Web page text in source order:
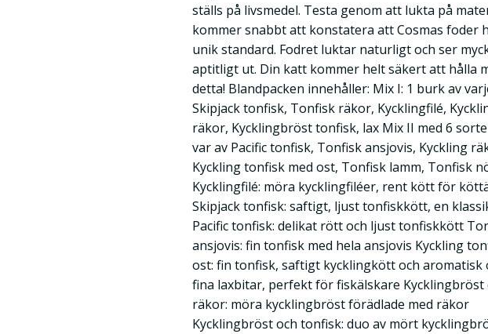
ställs på livsmedel. Testa genom att lukta på
kommer snabbt att konstatera att Cosmas foder
unik standard. Fodret luktar naturligt och ser
aptitligt ut. Din katt kommer helt säkert att hålla
detta! Blandpacken innehåller: Mix I: 1 burk av
Skipjack tonfisk, Tonfisk räkor, Kycklingfilé,
räkor, Kycklingbröst tonfisk, lax Mix II med 6
var av Pacific tonfisk, Tonfisk ansjovis, Kyckling
Kyckling tonfisk med ost, Tonfisk lamm, Tonfisk
Kycklingfilé: möra kycklingfiléer, rent kött för
Skipjack tonfisk: saftigt, ljust tonfiskkött, en
Pacific tonfisk: delikat rött och ljust tonfiskkött
ansjovis: fin tonfisk med hela ansjovis Kyckling
ost: fin tonfisk, saftigt kycklingkött och aromatisk
fina laxbitar, perfekt för fiskälskare Kycklingbröst
räkor: möra kycklingbröst förädlade med räkor
Kycklingbröst och tonfisk: duo av mört